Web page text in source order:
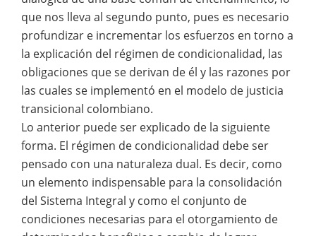
que nos lleva al segundo punto, pues es necesario
profundizar e incrementar los esfuerzos en torno a
la explicación del régimen de condicionalidad, las
obligaciones que se derivan de él y las razones por
las cuales se implementó en el modelo de justicia
transicional colombiano.
Lo anterior puede ser explicado de la siguiente
forma. El régimen de condicionalidad debe ser
pensado con una naturaleza dual. Es decir, como
un elemento indispensable para la consolidación
del Sistema Integral y como el conjunto de
condiciones necesarias para el otorgamiento de